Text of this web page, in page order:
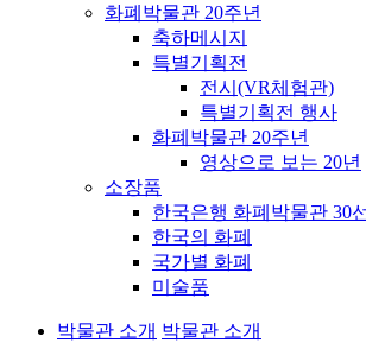
화폐박물관 20주년
축하메시지
특별기획전
전시(VR체험관)
특별기획전 행사
화폐박물관 20주년
영상으로 보는 20년
소장품
한국은행 화폐박물관 30선
한국의 화폐
국가별 화폐
미술품
박물관 소개 박물관 소개